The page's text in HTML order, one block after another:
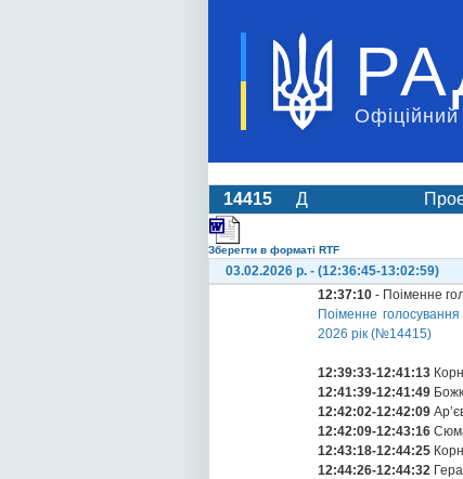
14415 Д
Зберегти в форматі RTF
03.02.2026 р. - (12:36:45-13:02:59)
12:37:10 - Поіменне
Поіменне
2026 рік (№14415)
12:39:33-12:41:13
12:41:39-12:41:49
12:42:02-12:42:09
12:42:09-12:43:16
12:43:18-12:44:25
12:44:26-12:44:32